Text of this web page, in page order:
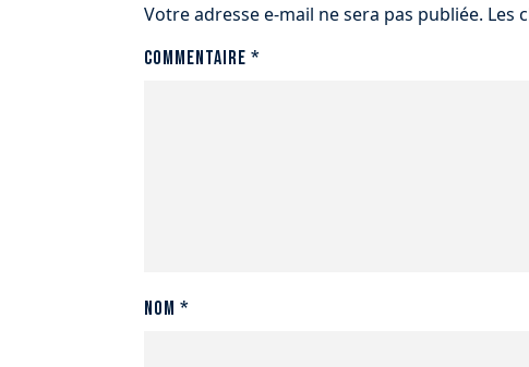
Votre adresse e-mail ne sera pas publiée. Les
Commentaire *
Nom *